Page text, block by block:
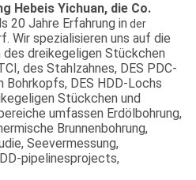
Hebeis Yichuan, die Co.
20 Jahre Erfahrung in der
Wir spezialisieren uns auf die
des dreikegeligen Stückchen
des Stahlzahnes, DES PDC-
Bohrkopfs, DES HDD-Lochs
Stückchen und
umfassen Erdölbohrung,
Brunnenbohrung,
Seevermessung,
pipelinesprojects,